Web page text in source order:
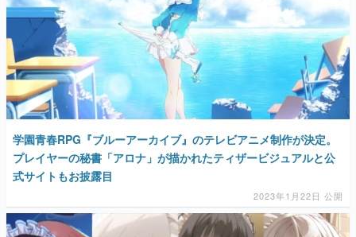
学園青春RPG『ブルーアーカイブ』のテレビアニメ制作が決定。
プレイヤーの秘書「アロナ」が描かれたティザービジュアルと公
式サイトもお披露目
2023年1月22日 公開